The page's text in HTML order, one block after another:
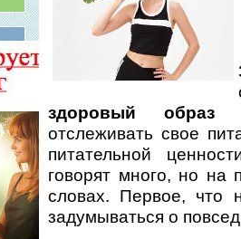
здоровый образ
отслеживать свое
питательной
говорят много, но на
словах. Первое, что
задумываться о